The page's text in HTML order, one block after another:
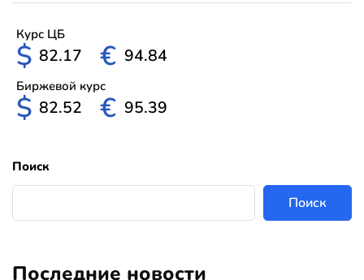
Курс ЦБ
$ 82.17 € 94.84
Биржевой курс
$ 82.52 € 95.39
Поиск
Поиск
Последние новости